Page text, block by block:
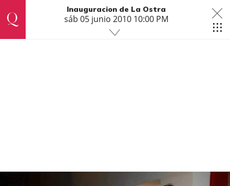
Inauguracion de La Ostra
sáb 05 junio 2010 10:00 PM